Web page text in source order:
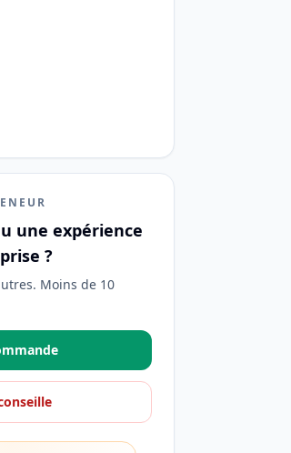
une expérience
?
Moins de 10